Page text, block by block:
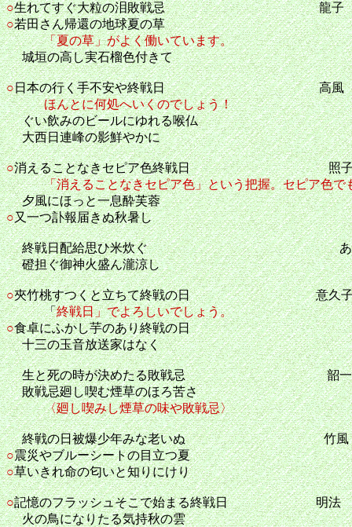
○生れてすぐ大粒の泪敗戦忌 龍子
○若田さん帰還の地球夏の草
「夏の草」がよく働いています。
城垣の高し実石榴色付きて
○日本の行く手不安や終戦日 高風
ほんとに何処へいくのでしょう！
ぐい飲みのビールにゆれる喉仏
大西日連峰の影鮮やかに
○消えることなきセピア色終戦日 照
「消えることなきセピア色」という把握。セピア色
夕風にほっと一息酔芙蓉
○又一つ訃報届きぬ秋暑し
終戦日配給思ひ米炊ぐ あ
磴担ぐ御神火盛ん瀧涼し
○夾竹桃すつくと立ちて終戦の日 意久
「終戦日」でよろしいでしょう。
○食卓にふかし芋のあり終戦の日
十三の玉音放送家はなく
生と死の時が決めたる敗戦忌 韶一
敗戦忌廻し喫む煙草のほろ苦さ
〈廻し喫みし煙草の味や敗戦忌〉
終戦の日被爆少年みな老いぬ 竹風
○震災やブルーシートの目立つ夏
○草いきれ命の匂いと知りにけり
○記憶のフラッシュそこで始まる終戦日 明法
火の鳥になりたる気持秋の雲